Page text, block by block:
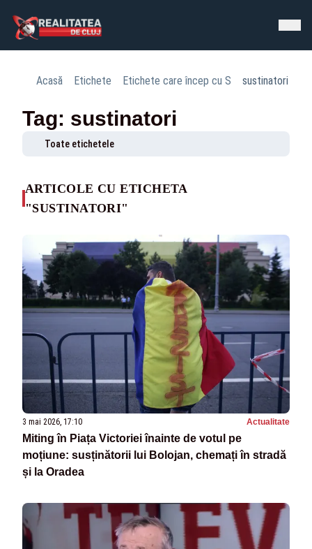
Acasă Etichete Etichete care încep cu S sustinatori
Tag: sustinatori
Toate etichetele
ARTICOLE CU ETICHETA
"SUSTINATORI"
3 mai 2026, 17:10 Actualitate
Miting în Piața Victoriei înainte de votul pe
moțiune: susținătorii lui Bolojan, chemați în stradă
și la Oradea